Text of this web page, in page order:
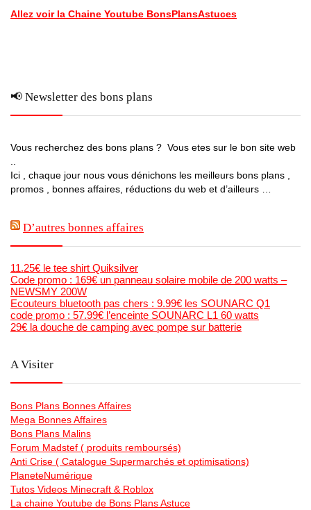
Allez voir la Chaine Youtube BonsPlansAstuces
📢 Newsletter des bons plans
Vous recherchez des bons plans ? Vous etes sur le bon site web
Ici , chaque jour nous vous dénichons les meilleurs bons plans ,
promos , bonnes affaires, réductions du web et d’ailleurs …
D’autres bonnes affaires
11.25€ le tee shirt Quiksilver
Code promo : 169€ un panneau solaire mobile de 200 watts –
NEWSMY 200W
Ecouteurs bluetooth pas chers : 9.99€ les SOUNARC Q1
code promo : 57.99€ l’enceinte SOUNARC L1 60 watts
29€ la douche de camping avec pompe sur batterie
A Visiter
Bons Plans Bonnes Affaires
Mega Bonnes Affaires
Bons Plans Malins
Forum Madstef ( produits remboursés)
Anti Crise ( Catalogue Supermarchés et optimisations)
PlaneteNumérique
Tutos Videos Minecraft & Roblox
La chaine Youtube de Bons Plans Astuce